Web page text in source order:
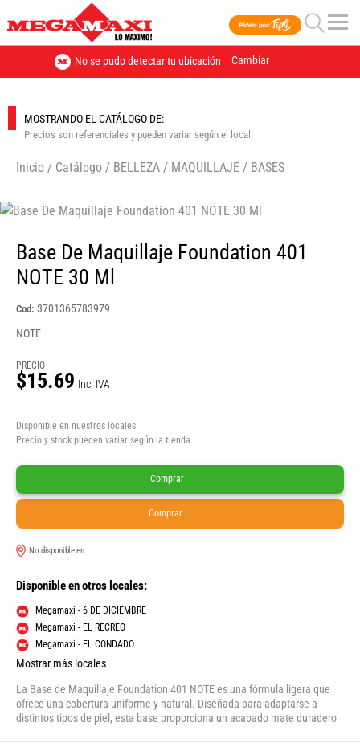
No se pudo detectar tu ubicación Cambiar
MOSTRANDO EL CATÁLOGO DE:
Precios son referenciales y pueden variar según el local.
Inicio / Catálogo / BELLEZA / MAQUILLAJE / BASES
Base De Maquillaje Foundation 401
NOTE 30 Ml
Cod: 3701365783979
NOTE
PRECIO
$15.69 Inc. IVA
Disponible en nuestros locales.
Precio y stock pueden variar según la tienda.
Comprar
Comprar
No disponible en:
Disponible en otros locales:
Megamaxi - 6 DE DICIEMBRE
Megamaxi - EL RECREO
Megamaxi - EL CONDADO
Mostrar más locales
La Base de Maquillaje Foundation 401 NOTE es una fórmula ligera que
ofrece una cobertura uniforme y natural. Diseñada para adaptarse a
distintos tipos de piel, esta base proporciona un acabado mate duradero